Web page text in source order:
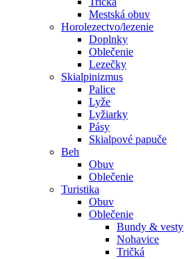
Mestská obuv
Horolezectvo/lezenie
Doplnky
Oblečenie
Lezečky
Skialpinizmus
Palice
Lyže
Lyžiarky
Pásy
Skialpové papuče
Beh
Obuv
Oblečenie
Turistika
Obuv
Oblečenie
Bundy & vesty
Nohavice
Tričká